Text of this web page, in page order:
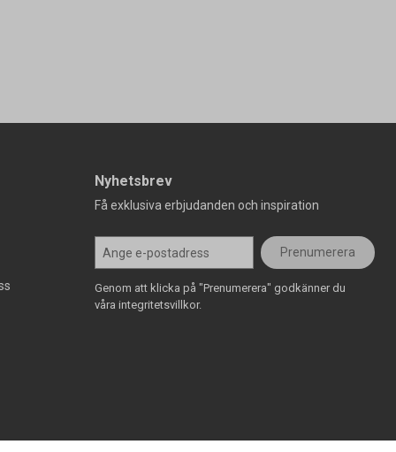
Nyhetsbrev
Få exklusiva erbjudanden och inspiration
Prenumerera
Genom att klicka på "Prenumerera" godkänner du
våra integritetsvillkor.